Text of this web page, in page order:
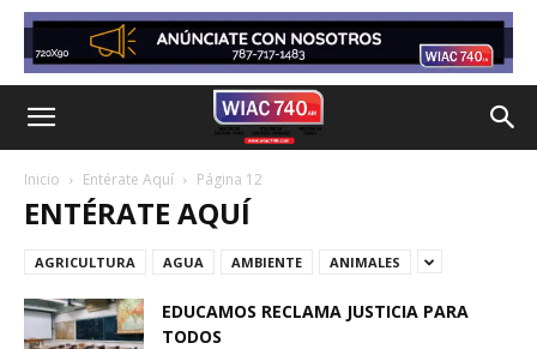
Inicio Entérate Aquí Página 12
ENTÉRATE AQUÍ
AGRICULTURA AGUA AMBIENTE ANIMALES
EDUCAMOS RECLAMA JUSTICIA PARA
TODOS